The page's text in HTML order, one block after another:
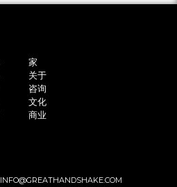
家
关于
咨询
文化
商业
INFO@GREATHANDSHAKE.COM